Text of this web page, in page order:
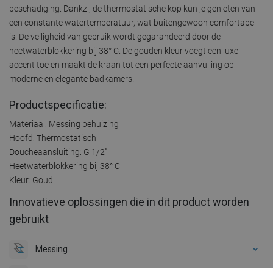
beschadiging. Dankzij de thermostatische kop kun je genieten van
een constante watertemperatuur, wat buitengewoon comfortabel
is. De veiligheid van gebruik wordt gegarandeerd door de
heetwaterblokkering bij 38° C. De gouden kleur voegt een luxe
accent toe en maakt de kraan tot een perfecte aanvulling op
moderne en elegante badkamers.
Productspecificatie:
Materiaal: Messing behuizing
Hoofd: Thermostatisch
Doucheaansluiting: G 1/2"
Heetwaterblokkering bij 38° C
Kleur: Goud
Innovatieve oplossingen die in dit product worden
gebruikt
Messing